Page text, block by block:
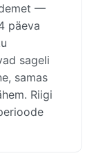
—
päeva
sageli
samas
Riigi